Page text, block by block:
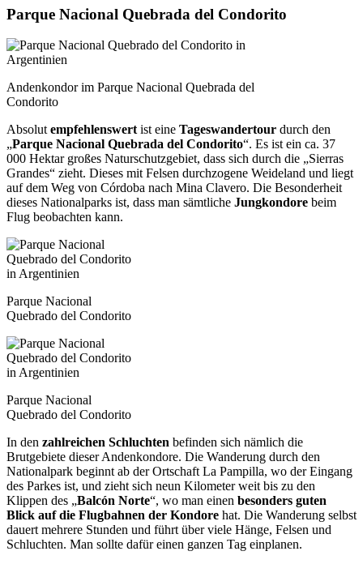
Parque Nacional Quebrada del Condorito
Andenkondor im Parque Nacional Quebrada del
Condorito
Absolut empfehlenswert ist eine Tageswandertour durch den
„Parque Nacional Quebrada del Condorito“. Es ist ein ca. 37
000 Hektar großes Naturschutzgebiet, dass sich durch die „Sierras
Grandes“ zieht. Dieses mit Felsen durchzogene Weideland und liegt
auf dem Weg von Córdoba nach Mina Clavero. Die Besonderheit
dieses Nationalparks ist, dass man sämtliche Jungkondore beim
Flug beobachten kann.
Parque Nacional
Quebrado del Condorito
Parque Nacional
Quebrado del Condorito
In den zahlreichen Schluchten befinden sich nämlich die
Brutgebiete dieser Andenkondore. Die Wanderung durch den
Nationalpark beginnt ab der Ortschaft La Pampilla, wo der Eingang
des Parkes ist, und zieht sich neun Kilometer weit bis zu den
Klippen des „Balcón Norte“, wo man einen be­sonders guten
Blick auf die Flugbahnen der Kondore hat. Die Wanderung selbst
dauert mehrere Stunden und führt über viele Hänge, Felsen und
Schluchten. Man sollte dafür einen ganzen Tag einplanen.